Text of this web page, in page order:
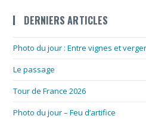
DERNIERS ARTICLES
Photo du jour : Entre vignes et
Le passage
Tour de France 2026
Photo du jour – Feu d’artifice